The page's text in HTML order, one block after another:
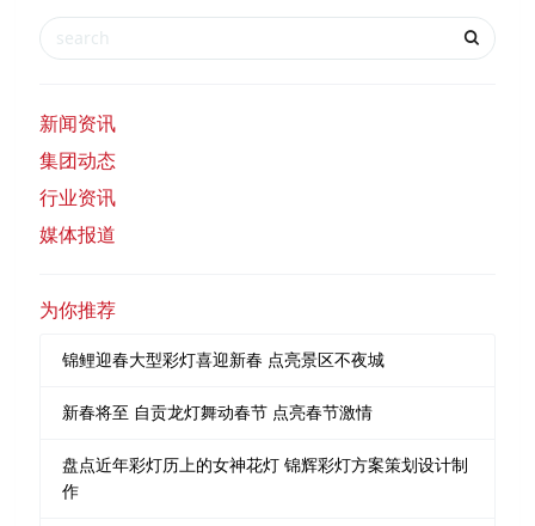
新闻资讯
集团动态
行业资讯
媒体报道
为你推荐
锦鲤迎春大型彩灯喜迎新春 点亮景区不夜城
新春将至 自贡龙灯舞动春节 点亮春节激情
盘点近年彩灯历上的女神花灯 锦辉彩灯方案策划设计制
作